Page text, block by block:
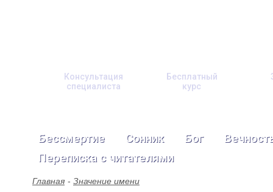
Консультация
специалиста
Бесплатный
курс
Бессмертие Сонник Бог
Переписка с читателями
Главная Значение имени